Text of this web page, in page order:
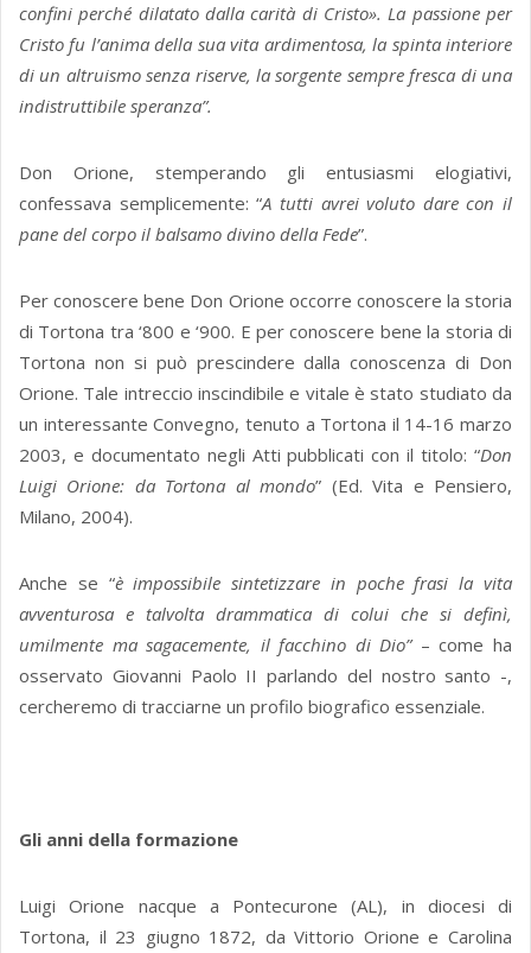
confini perché dilatato dalla carità di Cristo». La passione per
Cristo fu l’anima della sua vita ardimentosa, la spinta interiore
di un altruismo senza riserve, la sorgente sempre fresca di una
indistruttibile speranza”.
Don Orione, stemperando gli entusiasmi elogiativi,
confessava semplicemente: “A tutti avrei voluto dare con il
pane del corpo il balsamo divino della Fede”.
Per conoscere bene Don Orione occorre conoscere la storia
di Tortona tra ‘800 e ‘900. E per conoscere bene la storia di
Tortona non si può prescindere dalla conoscenza di Don
Orione. Tale intreccio inscindibile e vitale è stato studiato da
un interessante Convegno, tenuto a Tortona il 14-16 marzo
2003, e documentato negli Atti pubblicati con il titolo: “Don
Luigi Orione: da Tortona al mondo” (Ed. Vita e Pensiero,
Milano, 2004).
Anche se “è impossibile sintetizzare in poche frasi la vita
avventurosa e talvolta drammatica di colui che si definì,
umilmente ma sagacemente, il facchino di Dio”– come ha
osservato Giovanni Paolo II parlando del nostro santo -,
cercheremo di tracciarne un profilo biografico essenziale.
Gli anni della formazione
Luigi Orione nacque a Pontecurone (AL), in diocesi di
Tortona, il 23 giugno 1872, da Vittorio Orione e Carolina